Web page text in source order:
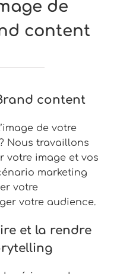
de
content
content
de votre
Nous travaillons
votre image et vos
marketing
votre
votre audience.
et la rendre